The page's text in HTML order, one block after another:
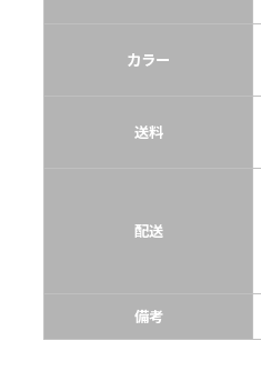
カラー
送料
配送
備考